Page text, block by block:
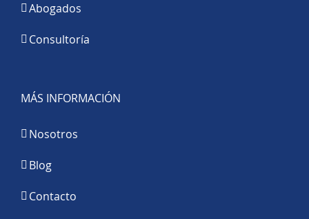
Abogados
Consultoría
MÁS INFORMACIÓN
Nosotros
Blog
Contacto